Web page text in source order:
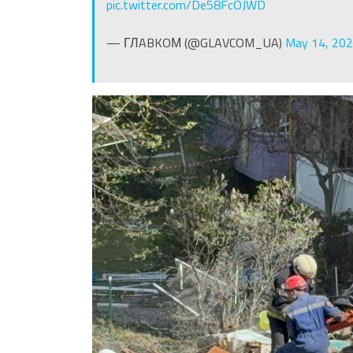
pic.twitter.com/De58FcOJWD
— ГЛABKOМ (@GLAVCOM_UA) May 14,